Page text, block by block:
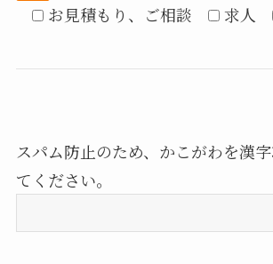
お見積もり、ご相談
求人
スパム防止のため、かこがわを漢
てください。